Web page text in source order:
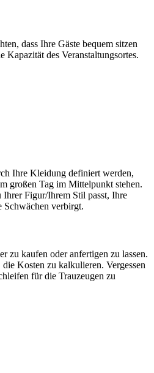
dass Ihre Gäste bequem sitzen
Kapazität des Veranstaltungsortes.
Ihre Kleidung definiert werden,
großen Tag im Mittelpunkt stehen.
Ihrer Figur/Ihrem Stil passt, Ihre
Schwächen verbirgt.
zu kaufen oder anfertigen zu lassen.
Kosten zu kalkulieren. Vergessen
für die Trauzeugen zu